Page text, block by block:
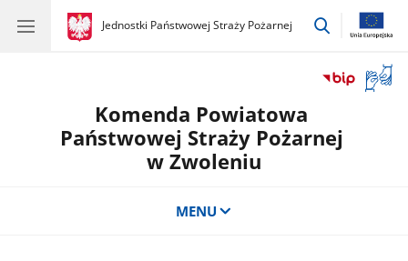
gov.pl
Jednostki Państwowej Straży Pożarnej
gov.pl
Jednostki
przejdź
okno
Komenda Powiatowa
Państwowej Straży Pożarnej
w Zwoleniu
MENU